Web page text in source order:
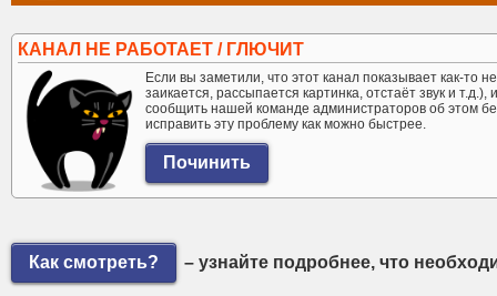
КАНАЛ НЕ РАБОТАЕТ / ГЛЮЧИТ
Если вы заметили, что этот канал показывает как-то
заикается, рассыпается картинка, отстаёт звук и
сообщить нашей команде администраторов об этом
исправить эту проблему как можно быстрее.
Как смотреть? – узнайте подробнее, что